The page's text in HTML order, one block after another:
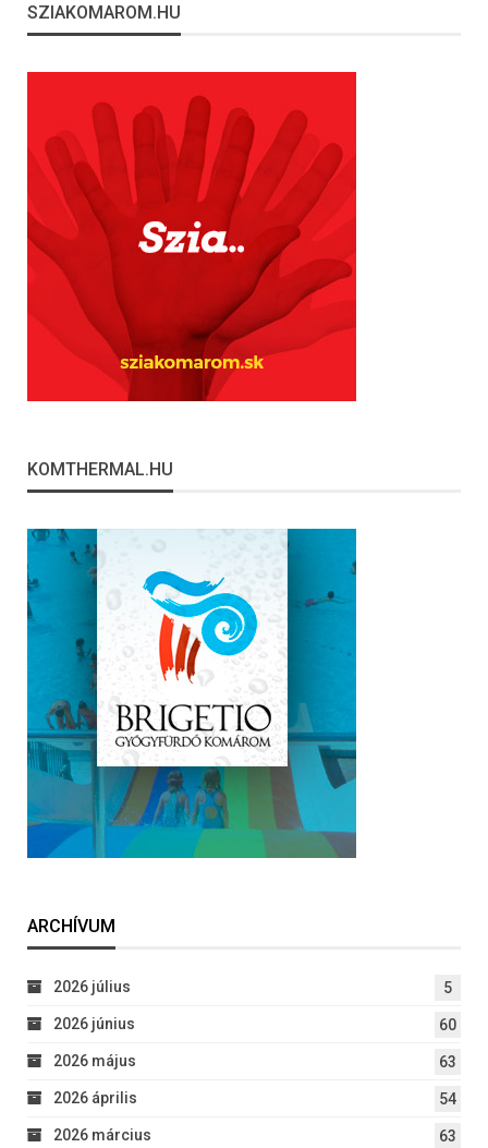
SZIAKOMAROM.HU
KOMTHERMAL.HU
ARCHÍVUM
2026 július 5
2026 június 60
2026 május 63
2026 április 54
2026 március 63